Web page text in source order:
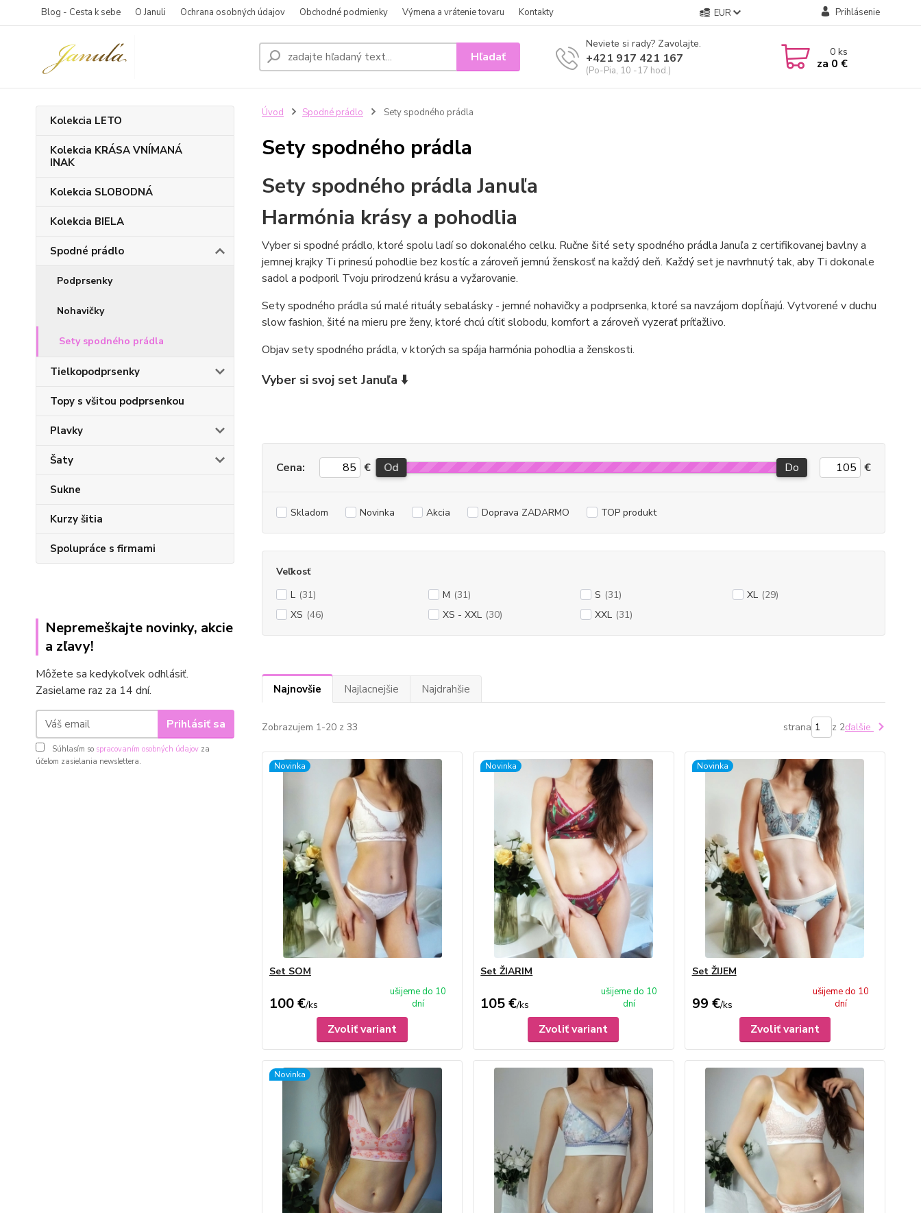
Blog - Cesta k sebe O Januli Ochrana osobných údajov Obchodné podmienky Výmena a vrátenie tovaru Kontakty EUR Prihlásenie
Hľadať
Neviete si rady? Zavolajte.
+421 917 421 167
(Po-Pia, 10 -17 hod.)
0ks
za 0 €
Kolekcia LETO
Kolekcia KRÁSA VNÍMANÁ
INAK
Kolekcia SLOBODNÁ
Kolekcia BIELA
Spodné prádlo
Podprsenky
Nohavičky
Sety spodného prádla
Tielkopodprsenky
Topy s všitou podprsenkou
Plavky
Šaty
Sukne
Kurzy šitia
Spolupráce s firmami
Nepremeškajte novinky, akcie
a zľavy!
Môžete sa kedykoľvek odhlásiť.
Zasielame raz za 14 dní.
Prihlásiť sa
Súhlasím so spracovaním osobných údajov za
účelom zasielania newslettera.
Úvod Spodné prádlo Sety spodného prádla
Sety spodného prádla
Sety spodného prádla Januľa
Harmónia krásy a pohodlia
Vyber si spodné prádlo, ktoré spolu ladí so dokonalého celku. Ručne šité sety spodného prádla Januľa z certifikovanej bavlny a
jemnej krajky Ti prinesú pohodlie bez kostíc a zároveň jemnú ženskosť na každý deň. Každý set je navrhnutý tak, aby Ti dokonale
sadol a podporil Tvoju prirodzenú krásu a vyžarovanie.
Sety spodného prádla sú malé rituály sebalásky - jemné nohavičky a podprsenka, ktoré sa navzájom dopĺňajú. Vytvorené v duchu
slow fashion, šité na mieru pre ženy, ktoré chcú cítiť slobodu, komfort a zároveň vyzerať príťažlivo.
Objav sety spodného prádla, v ktorých sa spája harmónia pohodlia a ženskosti.
Vyber si svoj set Januľa ⬇️
Cena: € Od Do €
Skladom Novinka Akcia Doprava ZADARMO TOP produkt
Veľkosť
L (31) M (31) S (31) XL (29)
XS (46) XS - XXL (30) XXL (31)
Najnovšie Najlacnejšie Najdrahšie
Zobrazujem 1-20 z 33 strana z 2ďalšie
Novinka
Set SOM
100 €/ks
ušijeme do 10
dní
Zvoliť variant
Novinka
Set ŽIARIM
105 €/ks
ušijeme do 10
dní
Zvoliť variant
Novinka
Set ŽIJEM
99 €/ks
ušijeme do 10
dní
Zvoliť variant
Novinka